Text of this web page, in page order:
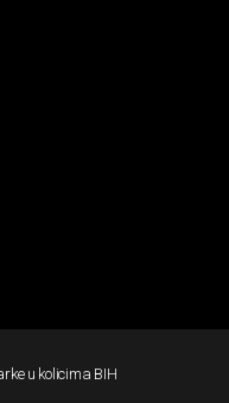
u kolicima BIH